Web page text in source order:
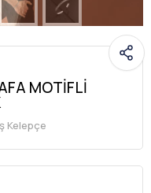
MOTİFLİ
Kelepçe